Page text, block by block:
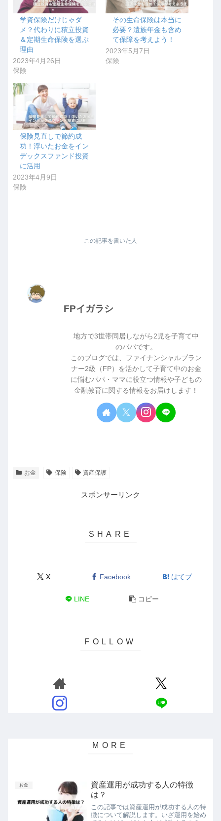
学資保険だけじゃダ
メ？代わりに積立投資
＆定期生命保険を選ぶ
理由
2023年4月26日
保険
その生命保険は本当に
必要？遺族年金も含め
て保障を考えよう！
2023年5月7日
保険
保険見直しで節約成
功！浮いたお金をイン
デックスファンド投資
に活用
2023年4月9日
保険
この記事を書いた人
FPイガラシ
地方で3世帯同居しながら2児を子育て中
のパパです。
このブログでは、ファイナンシャルプラン
ナー2級（FP）を活かして子育て中のお金
に悩むパパ・ママに役立つ情報や子どもの
金融教育に関する情報をお届けします！
お金 保険 資産保護
スポンサーリンク
X Facebook はてブ
LINE コピー
お金
資産運用が成功する人の特徴
は？
この記事では資産運用が成功する人の特
徴について解説します。いざ運用を始め